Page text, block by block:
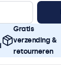
Gratis
verzending &
retourneren